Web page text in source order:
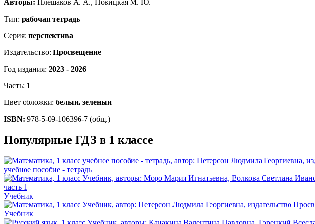
Авторы: Плешаков А. А., Новицкая М. Ю.
Тип: рабочая тетрадь
Серия: перспектива
Издательство: Просвещение
Год издания: 2023 - 2026
Часть: 1
Цвет обложки: белый, зелёный
ISBN: 978-5-09-106396-7 (общ.)
Популярные ГДЗ в 1 классе
учебное пособие - тетрадь
Учебник
Учебник